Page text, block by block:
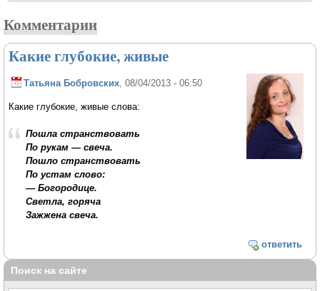
Комментарии
Какие глубокие, живые
Татьяна Бобровских , 08/04/2013 - 06:50
Какие глубокие, живые слова:
Пошла странствовать
По рукам — свеча.
Пошло странствовать
По устам слово:
— Богородице.
Светла, горяча
Зажжена свеча.
ответить
Поиск на сайте